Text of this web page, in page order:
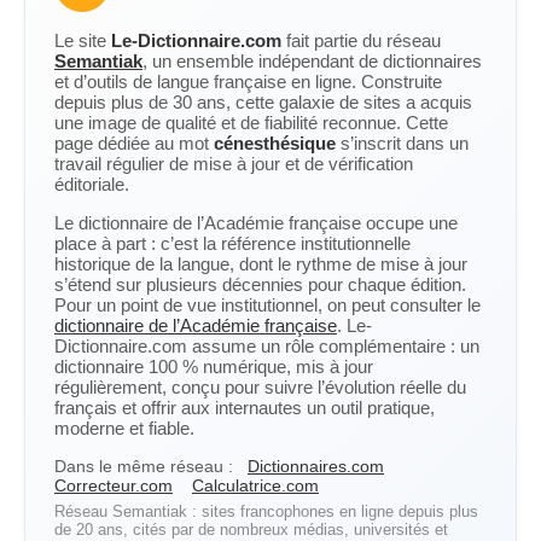
Le site Le-Dictionnaire.com fait partie du réseau
Semantiak, un ensemble indépendant de dictionnaires
et d’outils de langue française en ligne. Construite
depuis plus de 30 ans, cette galaxie de sites a acquis
une image de qualité et de fiabilité reconnue. Cette
page dédiée au mot cénesthésique s’inscrit dans un
travail régulier de mise à jour et de vérification
éditoriale.
Le dictionnaire de l’Académie française occupe une
place à part : c’est la référence institutionnelle
historique de la langue, dont le rythme de mise à jour
s’étend sur plusieurs décennies pour chaque édition.
Pour un point de vue institutionnel, on peut consulter le
dictionnaire de l’Académie française. Le-
Dictionnaire.com assume un rôle complémentaire : un
dictionnaire 100 % numérique, mis à jour
régulièrement, conçu pour suivre l’évolution réelle du
français et offrir aux internautes un outil pratique,
moderne et fiable.
Dans le même réseau :
Dictionnaires.com
Correcteur.com
Calculatrice.com
Réseau Semantiak : sites francophones en ligne depuis plus
de 20 ans, cités par de nombreux médias, universités et